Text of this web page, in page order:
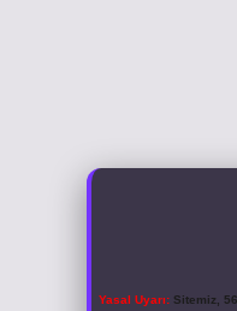
Yasal Uyarı:Sitemiz,